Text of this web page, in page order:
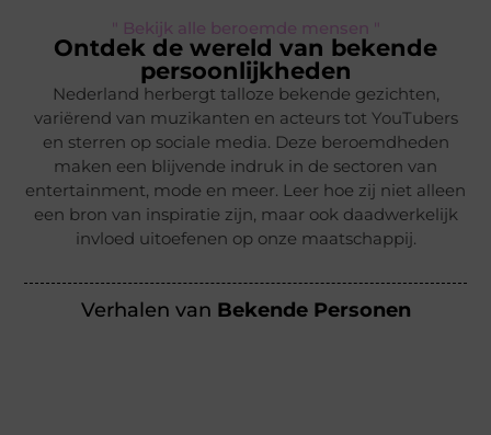
" Bekijk alle beroemde mensen "
Ontdek de wereld van bekende
persoonlijkheden
Nederland herbergt talloze bekende gezichten,
variërend van muzikanten en acteurs tot YouTubers
en sterren op sociale media. Deze beroemdheden
maken een blijvende indruk in de sectoren van
entertainment, mode en meer. Leer hoe zij niet alleen
een bron van inspiratie zijn, maar ook daadwerkelijk
invloed uitoefenen op onze maatschappij.
Verhalen van Bekende Personen